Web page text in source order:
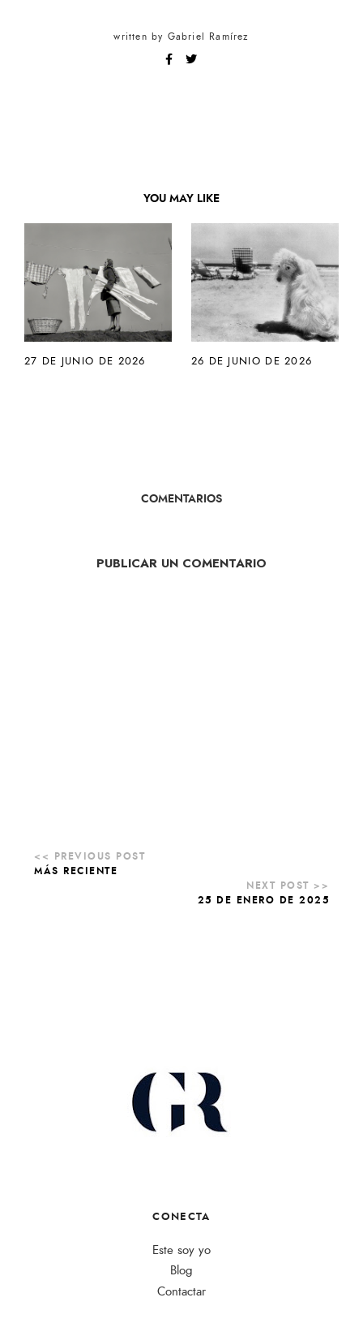
written by Gabriel Ramírez
YOU MAY LIKE
27 DE JUNIO DE 2026 26 DE JUNIO DE 2026
COMENTARIOS
PUBLICAR UN COMENTARIO
MÁS RECIENTE
25 DE ENERO DE 2025
CONECTA
Este soy yo
Blog
Contactar